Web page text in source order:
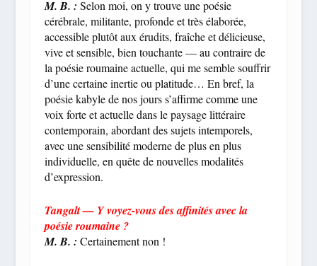
M. B. : Selon moi, on y trouve une poésie
cérébrale, militante, profonde et très élaborée,
accessible plutôt aux érudits, fraîche et délicieuse,
vive et sensible, bien touchante — au contraire de
la poésie roumaine actuelle, qui me semble souffrir
d’une certaine inertie ou platitude… En bref, la
poésie kabyle de nos jours s’affirme comme une
voix forte et actuelle dans le paysage littéraire
contemporain, abordant des sujets intemporels,
avec une sensibilité moderne de plus en plus
individuelle, en quête de nouvelles modalités
d’expression.
Tangalt — Y voyez-vous des affinités avec la
poésie roumaine ?
M. B. : Certainement non !